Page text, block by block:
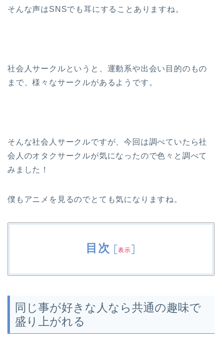
そんな声はSNSでも耳にすることありますね。
社会人サークルというと、運動系や出会い目的のもの
まで、様々なサークルがあるようです。
そんな社会人サークルですが、今回は調べていたら社
会人のオタクサークルが気になったので色々と調べて
みました！
僕もアニメを見るのでとても気になりますね。
目次 [表示]
同じ事が好きな人なら共通の趣味で
盛り上がれる